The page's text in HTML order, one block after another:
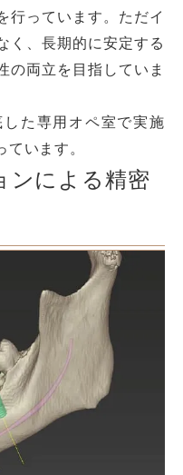
行っています。ただイ
く、長期的に安定する
の両立を目指していま
た専用オペ室で実施
います。
ンによる精密